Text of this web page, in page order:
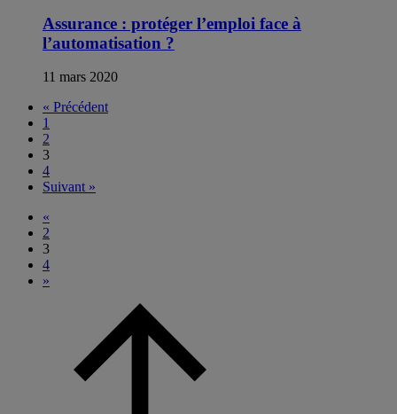
Assurance : protéger l’emploi face à
l’automatisation ?
11 mars 2020
« Précédent
1
2
3
4
Suivant »
«
2
3
4
»